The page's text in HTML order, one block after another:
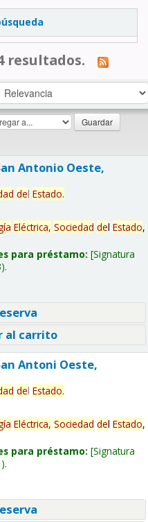
resultados.
Antonio Oeste,
del Estado.
Eléctrica, Sociedad del Estado,
para préstamo: Signatura
al carrito
Antoni Oeste,
del Estado.
Eléctrica, Sociedad del Estado,
para préstamo: Signatura